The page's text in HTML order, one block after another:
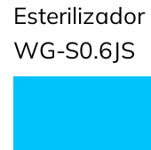
WG-S0.6JS